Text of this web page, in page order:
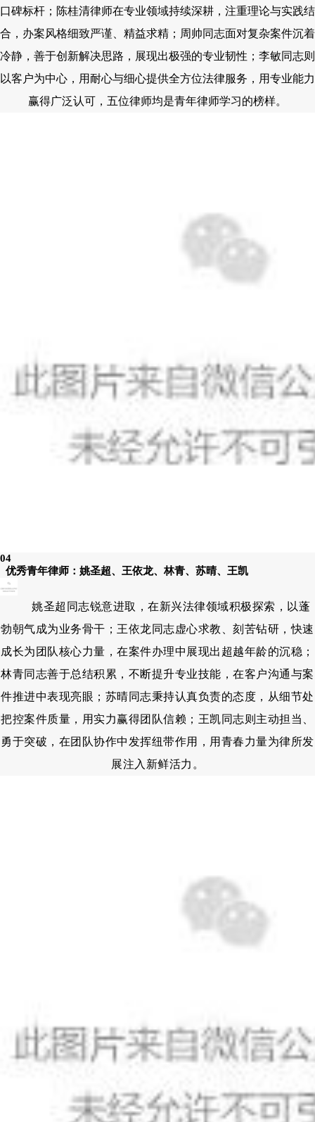
口碑标杆；陈桂清律师在专业领域持续深耕，注重理论与实践结
合，办案风格细致严谨、精益求精；周帅同志面对复杂案件沉着
冷静，善于创新解决思路，展现出极强的专业韧性；李敏同志则
以客户为中心，用耐心与细心提供全方位法律服务，用专业能力
赢得广泛认可，五位律师均是青年律师学习的榜样。
04
优秀青年律师： 姚圣超、王依龙、林青、苏晴、王凯
姚圣超同志锐意进取，在新兴法律领域积极探索，以蓬
勃朝气成为业务骨干；王依龙同志虚心求教、刻苦钻研，快速
成长为团队核心力量，在案件办理中展现出超越年龄的沉稳；
林青同志善于总结积累，不断提升专业技能，在客户沟通与案
件推进中表现亮眼；苏晴同志秉持认真负责的态度，从细节处
把控案件质量，用实力赢得团队信赖；王凯同志则主动担当、
勇于突破，在团队协作中发挥纽带作用，用青春力量为律所发
展注入新鲜活力。